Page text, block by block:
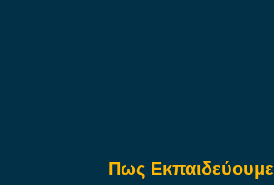
Πως Εκπαιδεύουμε